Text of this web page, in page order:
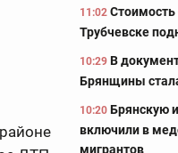
11:02 Стоимость
Трубчевске
10:29 В
Брянщины
10:20 Брянскую
включили в
мигрантов